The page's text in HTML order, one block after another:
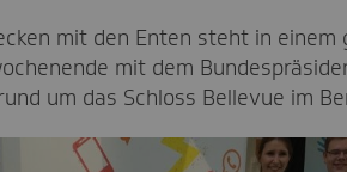
mit den Enten steht in
mit dem
um das Schloss Bellevue im